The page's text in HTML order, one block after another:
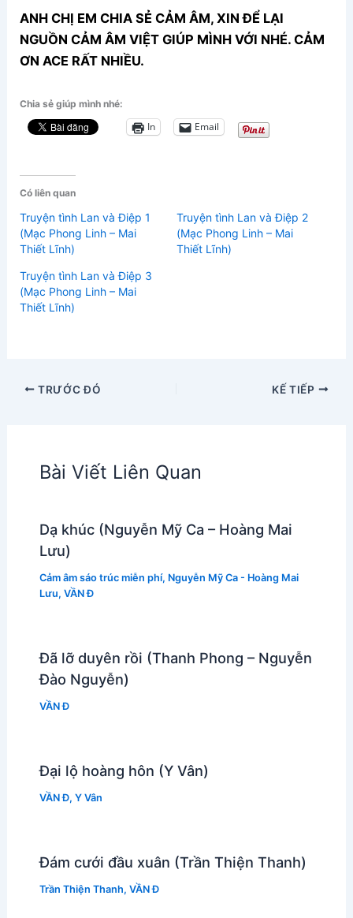
ANH CHỊ EM CHIA SẺ CẢM ÂM, XIN ĐỂ LẠI
NGUỒN CẢM ÂM VIỆT GIÚP MÌNH VỚI NHÉ. CẢM
ƠN ACE RẤT NHIỀU.
Chia sẻ giúp mình nhé:
In Email
Có liên quan
Truyện tình Lan và Điệp 1
(Mạc Phong Linh – Mai
Thiết Lĩnh)
Truyện tình Lan và Điệp 2
(Mạc Phong Linh – Mai
Thiết Lĩnh)
Truyện tình Lan và Điệp 3
(Mạc Phong Linh – Mai
Thiết Lĩnh)
TRƯỚC ĐÓ KẾ TIẾP
Bài Viết Liên Quan
Dạ khúc (Nguyễn Mỹ Ca – Hoàng Mai
Lưu)
Cảm âm sáo trúc miễn phí, Nguyễn Mỹ Ca - Hoàng Mai
Lưu, VẦN Đ
Đã lỡ duyên rồi (Thanh Phong – Nguyễn
Đào Nguyễn)
VẦN Đ
Đại lộ hoàng hôn (Y Vân)
VẦN Đ, Y Vân
Đám cưới đầu xuân (Trần Thiện Thanh)
Trần Thiện Thanh, VẦN Đ